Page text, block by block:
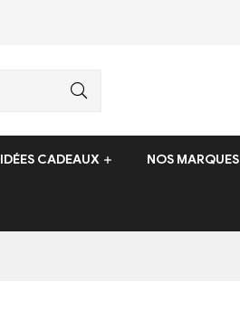
IDÉES CADEAUX NOS MARQUES